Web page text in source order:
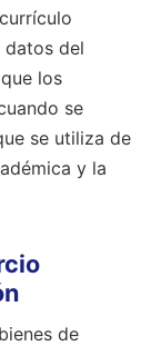
datos del
los
se
se utiliza de
y la
de